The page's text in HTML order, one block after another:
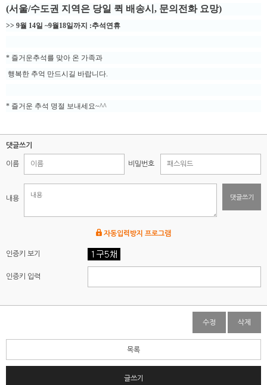
(서울/수도권 지역은 당일 퀵 배송시, 문의전화 요망)
>> 9월 14일 ~9월18일까지 :추석 연휴
* 즐거운추석를 맞아 온 가족과
행복한 추억 만드시길 바랍니다.
* 즐거운 추석 명절 보내세요~^^
댓글쓰기
이름 비밀번호
내용 댓글쓰기
자동입력방지 프로그램
인증키 보기
인증키 입력
수정 삭제
목록
글쓰기